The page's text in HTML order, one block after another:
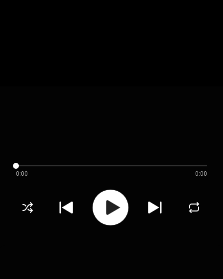
0:00 0:00